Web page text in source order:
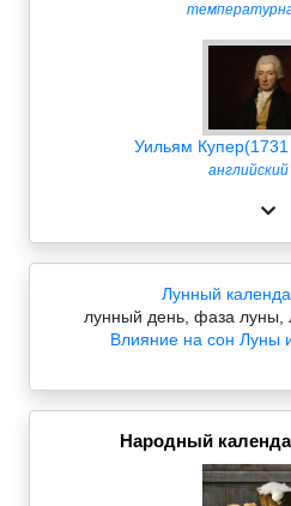
Уильям
Лунный
лунный день, фаза луны,
Влияние на сон Луны
Народный